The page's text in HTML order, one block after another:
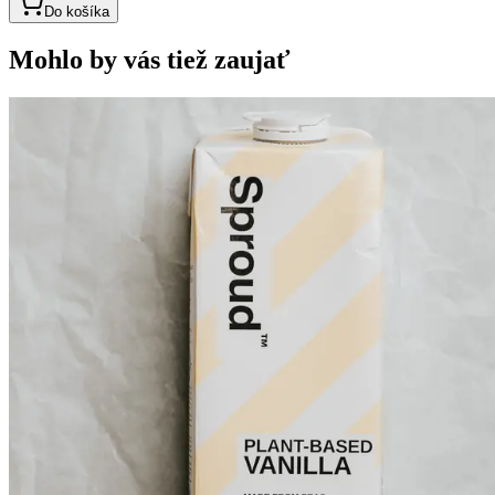
Do košíka
Mohlo by vás tiež zaujať